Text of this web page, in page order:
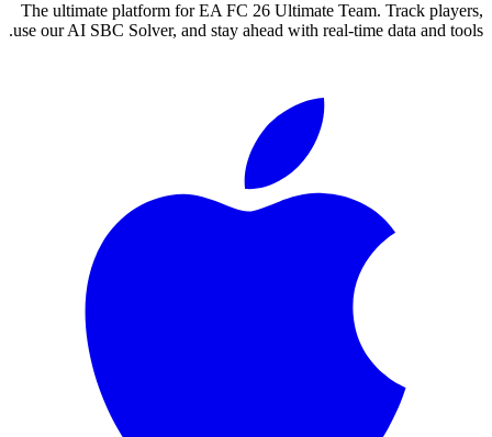
The ultimate platform for EA FC 26 Ultimate Team. Track players,
use our AI SBC Solver, and stay ahead with real-time data and tools.